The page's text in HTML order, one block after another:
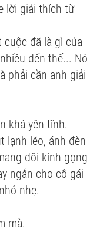
lời giải thích từ
cuộc đã là gì của
đến thế... Nó
phải cần anh giải
khá yên tĩnh.
lạnh lẽo, ánh đèn
đôi kính gọng
ngắn cho cô gái
nhẹ.
mà.